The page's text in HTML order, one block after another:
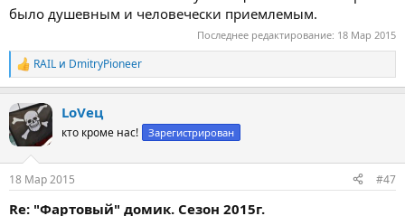
было душевным и человечески приемлемым.
Последнее редактирование: 18 Мар 2015
Р
е
к
ц
и
RAIL и DmitryPioneer
LoVец
кто кроме нас! Зарегистрирован
18 Мар 2015 #47
Re: "Фартовый" домик. Сезон 2015г.